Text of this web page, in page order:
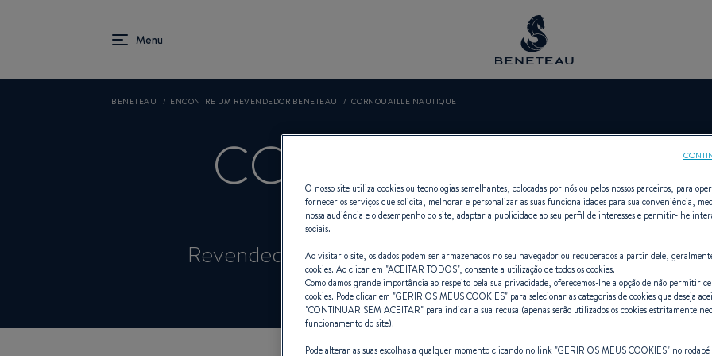
BENETEAU ENCONTRE UM REVENDEDOR BENETEAU CORNOUAILLE NAUTIQUE
CORNOUAILLE
Revendedor Veleiros, A bordo, Fora de bordo,
O nosso site utiliza cookies ou tecnologias semelhantes, colocadas por nós ou pelos nossos parceiros, para
fornecer os serviços que solicita, melhorar e personalizar as suas funcionalidades para sua conveniência,
nossa audiência e o desempenho do site, adaptar a publicidade ao seu perfil de interesses e permitir-lhe
sociais.
Ao visitar o site, os dados podem ser armazenados no seu navegador ou recuperados a partir dele,
cookies. Ao clicar em "ACEITAR TODOS", consente a utilização de todos os cookies.
Como damos grande importância ao respeito pela sua privacidade, oferecemos-lhe a opção de não permitir
cookies. Pode clicar em "GERIR OS MEUS COOKIES" para selecionar as categorias de cookies que deseja
"CONTINUAR SEM ACEITAR" para indicar a sua recusa (apenas serão utilizados os cookies estritamente
funcionamento do site).
Pode alterar as suas escolhas a qualquer momento clicando no link "GERIR OS MEUS COOKIES" no rodapé